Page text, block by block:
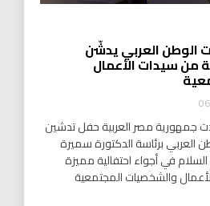
الوطن العربي يدشّن
من سيدات الأعمال
جمهورية مصر العربية حفل تدشين
العربي برئاسة الدكتورة سميرة
في أجواء احتفالية مميزة
والشخصيات المجتمعية